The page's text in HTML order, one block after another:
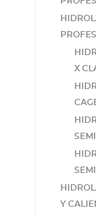
X
Y